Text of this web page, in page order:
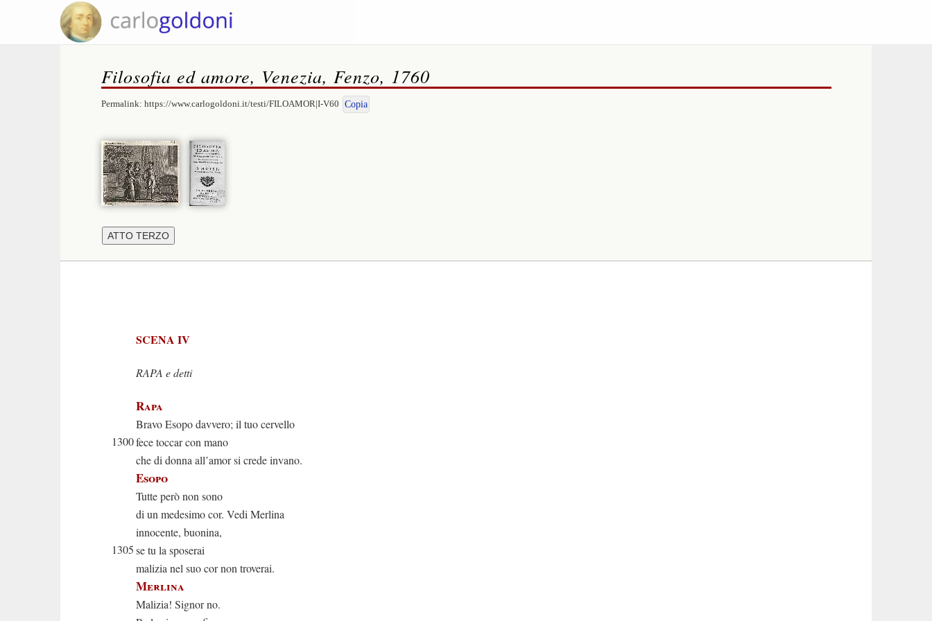
Filosofia ed amore, Venezia, Fenzo, 1760
Permalink: https://www.carlogoldoni.it/testi/FILOAMOR|I-V60 Copia
SCENA IV
RAPA e detti
Rapa
Bravo Esopo davvero; il tuo cervello
1300fece toccar con mano
che di donna all’amor si crede invano.
Esopo
Tutte però non sono
di un medesimo cor. Vedi Merlina
innocente, buonina,
1305se tu la sposerai
malizia nel suo cor non troverai.
Merlina
Malizia! Signor no.